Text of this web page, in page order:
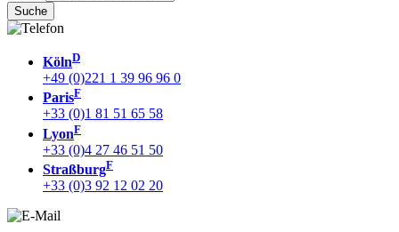
KölnD
+49 (0)221 1 39 96 96 0
ParisF
+33 (0)1 81 51 65 58
LyonF
+33 (0)4 27 46 51 50
StraßburgF
+33 (0)3 92 12 02 20